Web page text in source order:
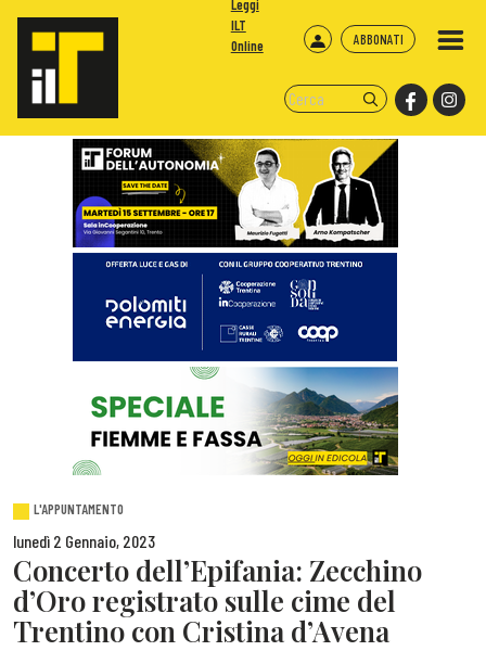
ABBONATI
Leggi
ILT
Online
L'APPUNTAMENTO
lunedì 2 Gennaio, 2023
Concerto dell’Epifania: Zecchino
d’Oro registrato sulle cime del
Trentino con Cristina d’Avena